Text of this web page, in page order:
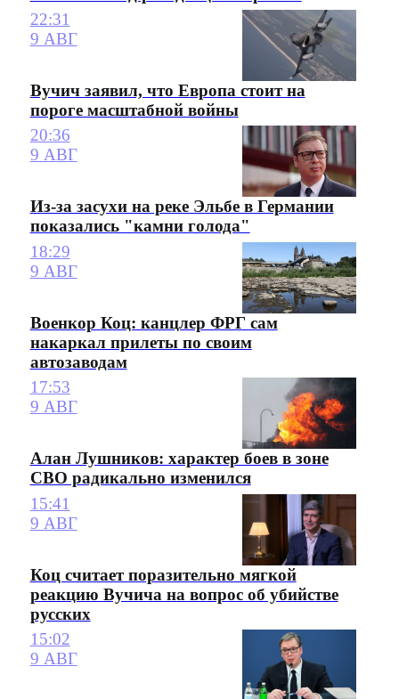
22:31
9 АВГ
Вучич заявил, что Европа стоит на
пороге масштабной войны
20:36
9 АВГ
Из-за засухи на реке Эльбе в Германии
показались "камни голода"
18:29
9 АВГ
Военкор Коц: канцлер ФРГ сам
накаркал прилеты по своим
автозаводам
17:53
9 АВГ
Алан Лушников: характер боев в зоне
СВО радикально изменился
15:41
9 АВГ
Коц считает поразительно мягкой
реакцию Вучича на вопрос об убийстве
русских
15:02
9 АВГ